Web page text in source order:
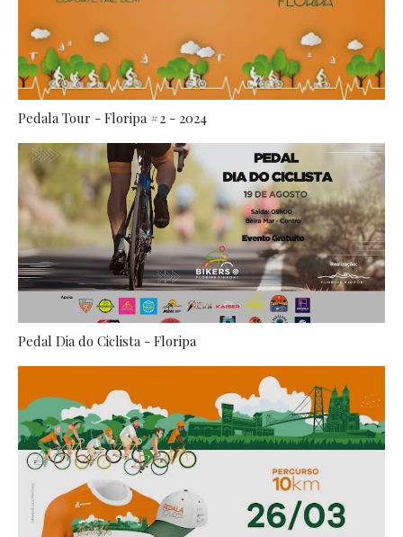
Pedala Tour - Floripa #2 - 2024
Pedal Dia do Ciclista - Floripa